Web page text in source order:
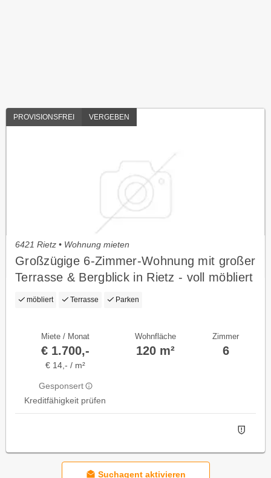
PROVISIONSFREI VERGEBEN
6421 Rietz • Wohnung mieten
Großzügige 6-Zimmer-Wohnung mit großer
Terrasse & Bergblick in Rietz - voll möbliert
möbliert Terrasse Parken
Miete / Monat
€ 1.700,-
€ 14,- / m²
Gesponsert
Kreditfähigkeit prüfen
Wohnfläche
120 m²
Zimmer
6
Suchagent aktivieren